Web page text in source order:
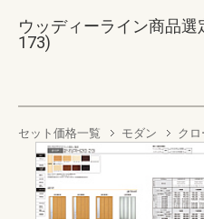
ウッディーライン商品
173)
セット価格一覧 モダン ク